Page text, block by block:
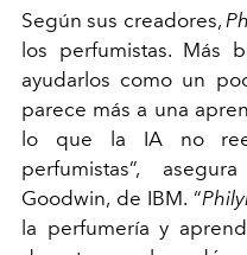
Según sus creadores,
los perfumistas. Más
ayudarlos como un
parece más a una
lo que la IA no
perfumistas”,
Goodwin, de IBM. “
la perfumería y